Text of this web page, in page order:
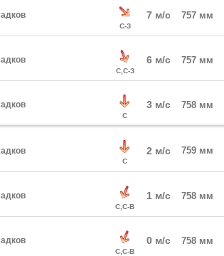
С-З
7 м/с 757 мм
С,С-З
6 м/с 757 мм
С
3 м/с 758 мм
С
2 м/с 759 мм
С,С-В
1 м/с 758 мм
С,С-В
0 м/с 758 мм